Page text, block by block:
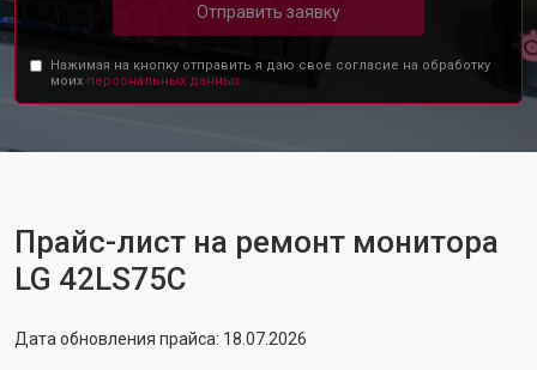
Отправить заявку
Нажимая на кнопку отправить я даю свое согласие на обработку
моих персональных данных.
Прайс-лист на ремонт монитора
LG 42LS75C
Дата обновления прайса: 18.07.2026